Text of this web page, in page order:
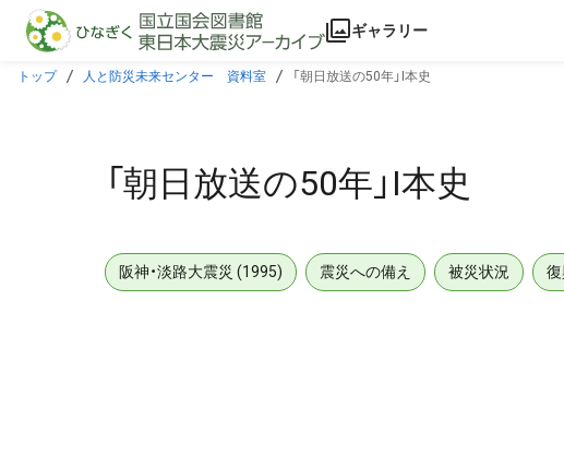
本文に飛ぶ
ギャラリー
トップ 人と防災未来センター 資料室 「朝日放送の50年」I本史
「朝日放送の50年」I本史
阪神・淡路大震災 (1995) 震災への備え 被災状況